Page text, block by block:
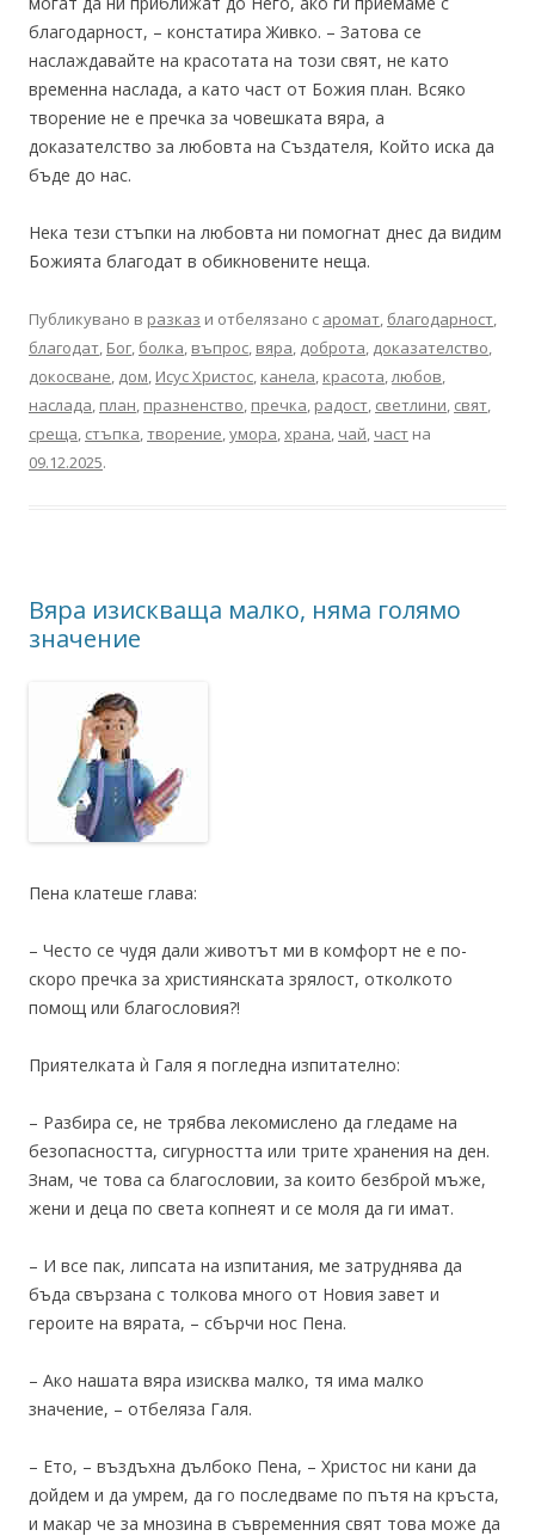
благодарност, – констатира Живко. – Затова се
наслаждавайте на красотата на този свят, не като
временна наслада, а като част от Божия план. Всяко
творение не е пречка за човешката вяра, а
доказателство за любовта на Създателя, Който иска да
бъде до нас.
Нека тези стъпки на любовта ни помогнат днес да видим
Божията благодат в обикновените неща.
Публикувано в разказ и отбелязано с аромат, благодарност,
благодат, Бог, болка, въпрос, вяра, доброта, доказателство,
докосване, дом, Исус Христос, канела, красота,любов,
наслада, план, празненство, пречка, радост, светлини, свят,
среща, стъпка,творение,умора,храна, чай, част на
09.12.2025.
Вяра изискваща малко, няма голямо
значение
Пена клатеше глава:
– Често се чудя дали животът ми в комфорт не е по-
скоро пречка за християнската зрялост, отколкото
помощ или благословия?!
Приятелката ѝ Галя я погледна изпитателно:
– Разбира се, не трябва лекомислено да гледаме на
безопасността, сигурността или трите хранения на ден.
Знам, че това са благословии, за които безброй мъже,
жени и деца по света копнеят и се моля да ги имат.
– И все пак, липсата на изпитания, ме затруднява да
бъда свързана с толкова много от Новия завет и
героите на вярата, – сбърчи нос Пена.
– Ако нашата вяра изисква малко, тя има малко
значение, – отбеляза Галя.
– Ето, – въздъхна дълбоко Пена, – Христос ни кани да
дойдем и да умрем, да го последваме по пътя на кръста,
и макар че за мнозина в съвременния свят това може да